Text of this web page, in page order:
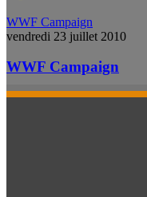
WWF Campaign
vendredi 23 juillet 2010
WWF Campaign